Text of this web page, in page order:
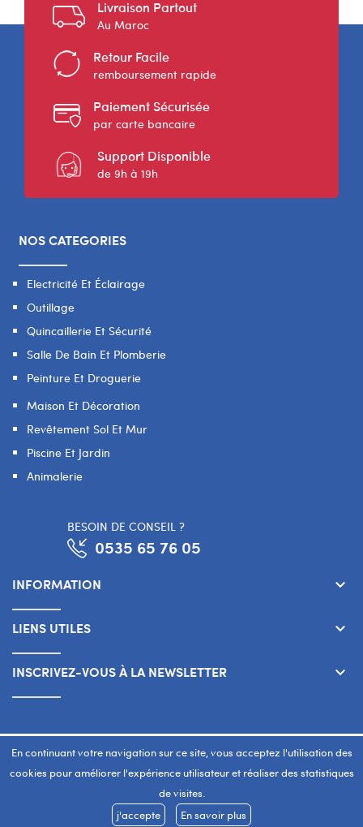
En continuant votre navigation sur ce site, vous acceptez l'utilisation des
cookies pour améliorer l'expérience utilisateur et réaliser des statistiques
de visites.
j'accepte
En savoir plus
Livraison Partout
Au Maroc
Retour Facile
remboursement rapide
Paiement Sécurisée
par carte bancaire
Support Disponible
de 9h à 19h
NOS CATEGORIES
Electricité Et Éclairage
Outillage
Quincaillerie Et Sécurité
Salle De Bain Et Plomberie
Peinture Et Droguerie
Maison Et Décoration
Revêtement Sol Et Mur
Piscine Et Jardin
Animalerie
BESOIN DE CONSEIL ?
0535 65 76 05
INFORMATION keyboard_arrow_down
LIENS UTILES keyboard_arrow_down
INSCRIVEZ-VOUS À LA NEWSLETTER keyboard_arrow_down
Copyright 2026 © SMART WAY Tous droits réservés.
www.smart-way.ma